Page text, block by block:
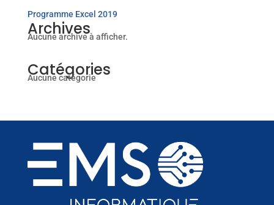
Programme Excel 2019
Archives
Aucune archive à afficher.
Catégories
Aucune catégorie